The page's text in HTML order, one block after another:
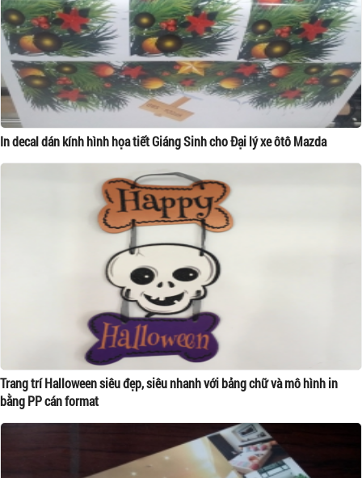
In decal dán kính hình họa tiết Giáng Sinh cho Đại lý xe ôtô Mazda
Trang trí Halloween siêu đẹp, siêu nhanh với bảng chữ và mô hình in
bằng PP cán format